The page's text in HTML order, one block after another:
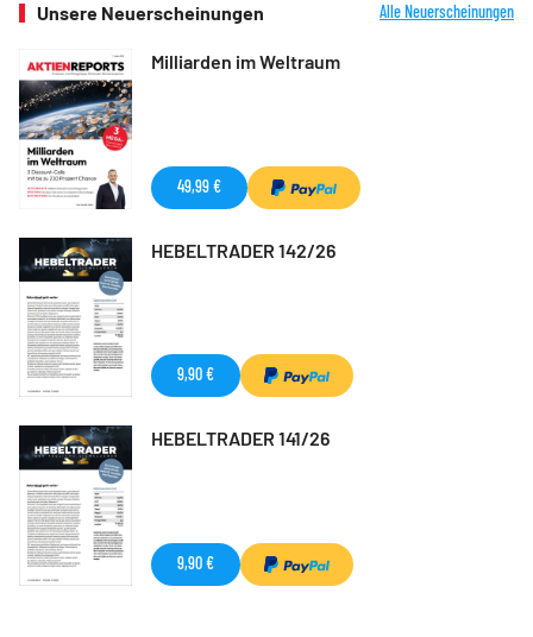
Unsere Neuerscheinungen Alle Neuerscheinungen
Milliarden im Weltraum
49,99 €
HEBELTRADER 142/26
9,90 €
HEBELTRADER 141/26
9,90 €